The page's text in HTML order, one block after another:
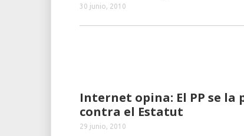
30 junio, 2010
Internet opina: El PP se la
contra el Estatut
29 junio, 2010